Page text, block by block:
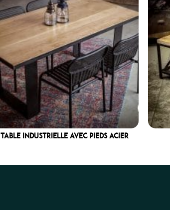
TABLE INDUSTRIELLE AVEC PIEDS ACIER